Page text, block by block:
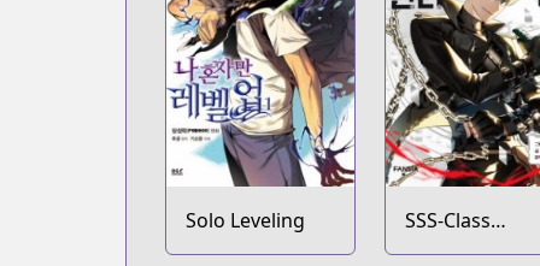
Solo Leveling
SSS-Class
Revival Hunter